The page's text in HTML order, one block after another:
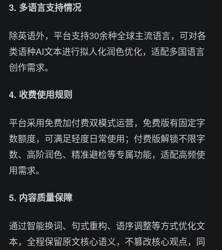
3. 多语言支持情况
除英语外，平台支持30余种全球主流语言，可对各
类语种AI文本进行拟人化润色优化，适配多国语言
创作需求。
4. 收费使用规则
平台采用免费加付费双模式运营，免费版有固定字
数额度，可满足轻度日常使用；付费版解锁不限字
数、高阶润色、精准避检等专属功能，适配高频使
用需求。
5. 内容质量保障
通过智能换词、句式重构、语序调整等方式优化文
本，全程保留原文核心语义，不篡改核心观点，同